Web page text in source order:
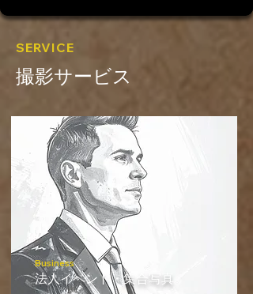
SERVICE
​撮影サービス
Business
法人イベント・集合写真